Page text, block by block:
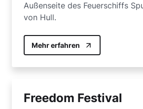
Außenseite des Feuerschiffs
von Hull.
Mehr erfahren
Freedom Festival